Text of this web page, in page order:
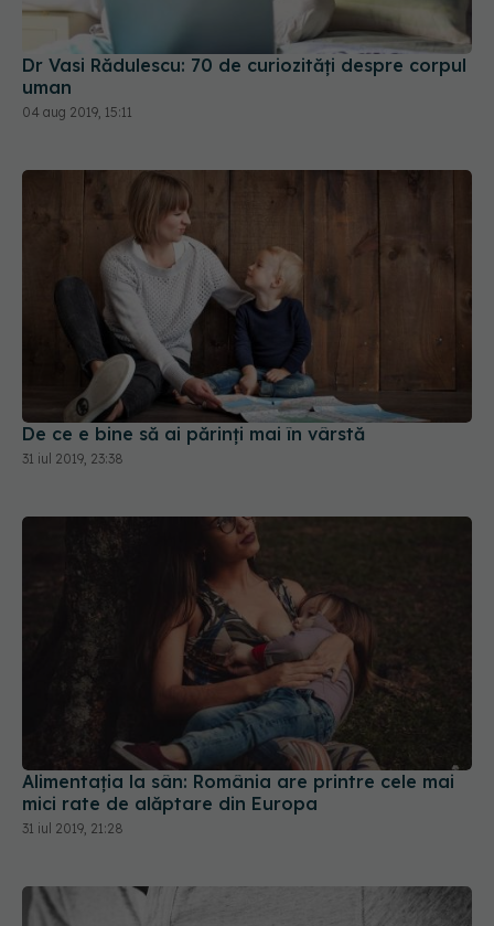
Dr Vasi Rădulescu: 70 de curiozități despre corpul
uman
04 aug 2019, 15:11
De ce e bine să ai părinți mai în vârstă
31 iul 2019, 23:38
Alimentația la sân: România are printre cele mai
mici rate de alăptare din Europa
31 iul 2019, 21:28